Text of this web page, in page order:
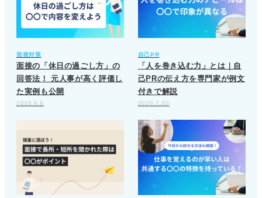
面接対策
面接の「休日の過ごし方」の
回答法！ 元人事が高く評価し
た実例も公開
2026.8.6
自己PR
「人を巻き込む力」とは｜自
己PRの伝え方を専門家が例文
付きで解説
2026.7.30